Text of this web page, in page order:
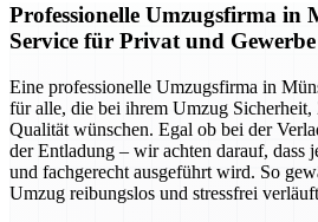
Professionelle Umzugsfirma in
Service für Privat und Gewerbe
Eine professionelle Umzugsfirma in
für alle, die bei ihrem Umzug Sicherheit,
Qualität wünschen. Egal ob bei der
der Entladung – wir achten darauf, dass
und fachgerecht ausgeführt wird. So
Umzug reibungslos und stressfrei